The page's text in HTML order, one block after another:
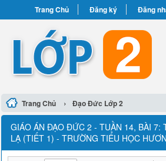
Trang Chủ Đăng ký Đăng
Trang Chủ › Đạo Đức Lớp 2
GIÁO ÁN ĐẠO ĐỨC 2 - TUẦN 14, BÀI 7:
LẠ (TIẾT 1) - TRƯỜNG TIỂU HỌC